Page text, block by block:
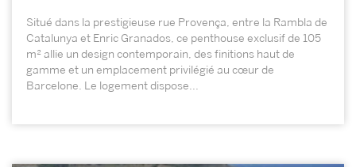
Situé dans la prestigieuse rue Provença, entre la Rambla de
Catalunya et Enric Granados, ce penthouse exclusif de 105
m² allie un design contemporain, des finitions haut de
gamme et un emplacement privilégié au cœur de
Barcelone. Le logement dispose...